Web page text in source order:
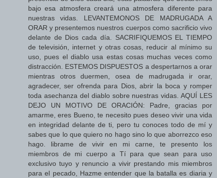
bajo esa atmosfera creará una atmosfera diferente para
nuestras vidas. LEVANTEMONOS DE MADRUGADA A
ORAR y presentemos nuestros cuerpos como sacrificio vivo
delante de Dios cada día. SACRIFIQUEMOS EL TIEMPO
de televisión, internet y otras cosas, reducir al mínimo su
uso, pues el diablo usa estas cosas muchas veces como
distracción. ESTEMOS DISPUESTOS a despertarnos a orar
mientras otros duermen, osea de madrugada ir orar,
agradecer, ser ofrenda para Dios, abrir la boca y romper
toda asechanza del diablo sobre nuestras vidas. AQUÍ LES
DEJO UN MOTIVO DE ORACIÓN: Padre, gracias por
amarme, eres Bueno, te necesito pues deseo vivir una vida
en integridad delante de ti, pero tu conoces todo de mí y
sabes que lo que quiero no hago sino lo que aborrezco eso
hago. librame de vivir en mi carne, te presento los
miembros de mi cuerpo a Tí para que sean para uso
exclusivo tuyo y renuncio a vivir prestando mis miembros
para el pecado, Hazme entender que la batalla es diaria y